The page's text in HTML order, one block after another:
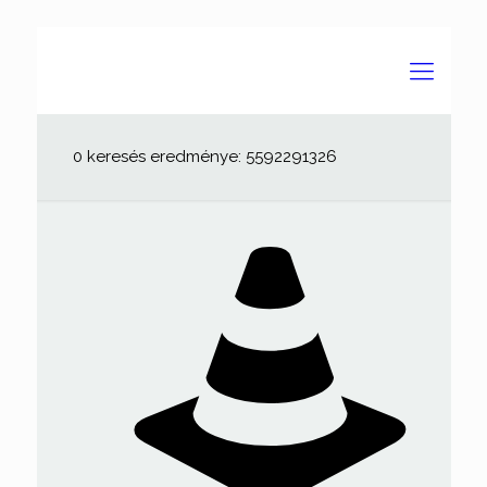
0 keresés eredménye: 5592291326